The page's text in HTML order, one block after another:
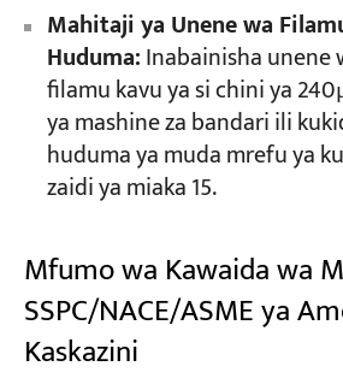
Mahitaji ya Unene wa
Huduma:Inabainisha unene
filamu kavu ya si chini ya
ya mashine za bandari ili
huduma ya muda mrefu ya
zaidi ya miaka 15.
Mfumo wa Kawaida wa
SSPC/NACE/ASME ya
Kaskazini